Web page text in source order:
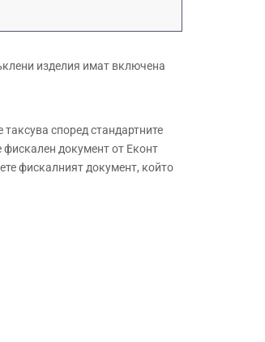
изделия имат включена
според стандартните
документ от Еконт
фискалният документ, който